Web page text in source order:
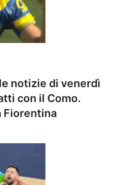
notizie di venerdì
con il Como.
Fiorentina